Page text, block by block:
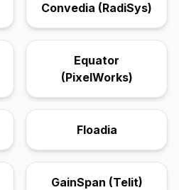
Convedia (RadiSys)
Equator
(PixelWorks)
Floadia
GainSpan (Telit)